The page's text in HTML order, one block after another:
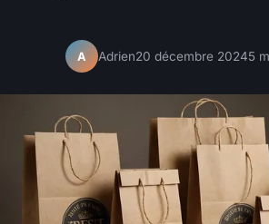
A Adrien20 décembre 20245